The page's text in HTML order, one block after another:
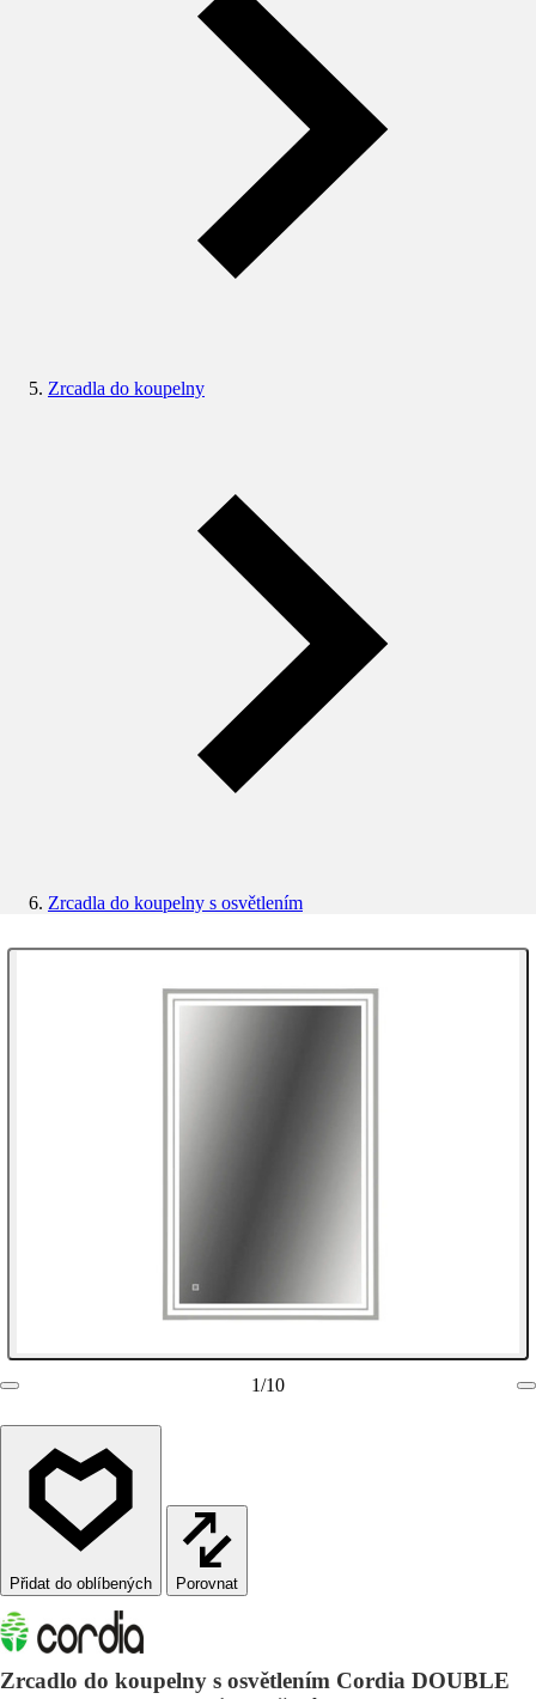
Zrcadla do koupelny
Zrcadla do koupelny s osvětlením
1/10
Porovnat
Zrcadlo do koupelny s osvětlením Cordia DOUBLE